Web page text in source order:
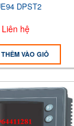
DPST2
Liên hệ
THÊM VÀO GIỎ